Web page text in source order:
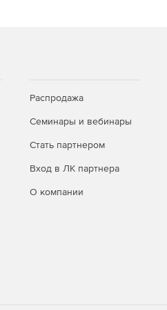
Распродажа
Семинары и вебинары
Стать партнером
Вход в ЛК партнера
О компании